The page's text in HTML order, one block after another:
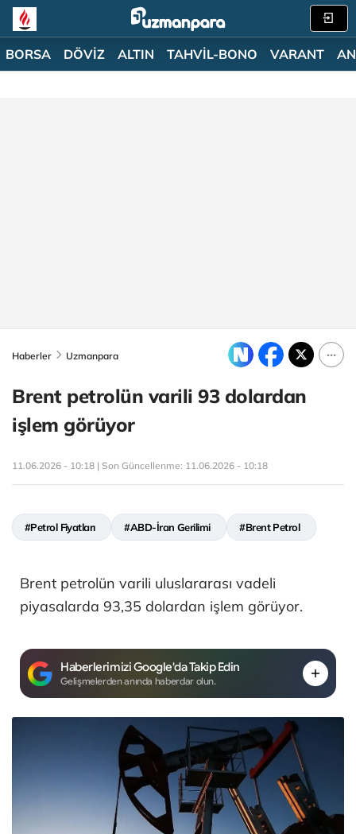
BORSA DÖVİZ ALTIN TAHVİL-BONO VARANT
Haberler Uzmanpara
Brent petrolün varili 93 dolardan
işlem görüyor
11.06.2026 - 10:18 | Son Güncellenme: 11.06.2026 - 10:18
#Petrol Fiyatları #ABD-İran Gerilimi #Brent Petrol
Brent petrolün varili uluslararası vadeli
piyasalarda 93,35 dolardan işlem görüyor.
Haberlerimizi Google'da Takip Edin
Gelişmelerden anında haberdar olun.